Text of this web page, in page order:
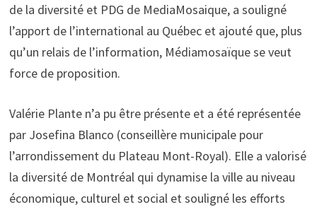
de la diversité et PDG de MediaMosaique, a souligné
l’apport de l’international au Québec et ajouté que, plus
qu’un relais de l’information, Médiamosaïque se veut
force de proposition.
Valérie Plante n’a pu être présente et a été représentée
par Josefina Blanco (conseillère municipale pour
l’arrondissement du Plateau Mont-Royal). Elle a valorisé
la diversité de Montréal qui dynamise la ville au niveau
économique, culturel et social et souligné les efforts